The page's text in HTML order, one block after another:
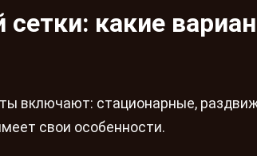
какие
включают: стационарные,
свои особенности.